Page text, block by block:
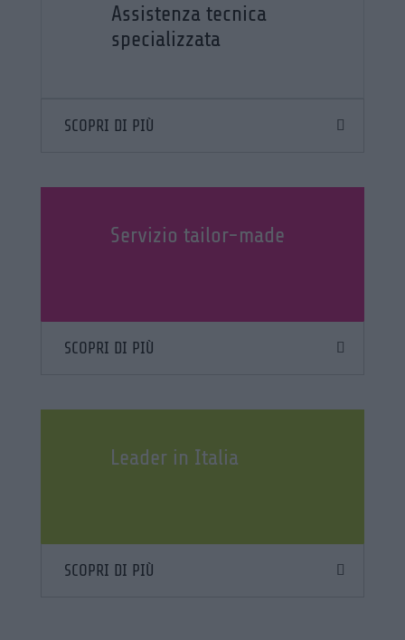
Assistenza tecnica
specializzata
SCOPRI DI PIÙ
Servizio tailor-made
SCOPRI DI PIÙ
Leader in Italia
SCOPRI DI PIÙ